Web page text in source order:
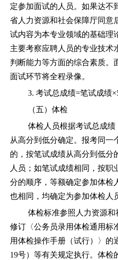
定参加面试的人员。如果达不
省人力资源和社会保障厅同意
试内容为本专业领域的基础理
主要考察应聘人员的专业技术
判断能力等方面的综合素质。
面试环节将全程录像。
3. 考试总成绩=笔试成绩
（五）体检
体检人员根据考试总成绩
从高分到低分确定。报考同一
的，按笔试成绩从高分到低分
人员；如笔试成绩相同，按职
分的顺序，等额确定参加体检
也相同，均确定为参加体检人
体检标准参照人力资源
修订〈公务员录用体检通用标
用体检操作手册（试行）〉的
19号）等有关规定执行。体检